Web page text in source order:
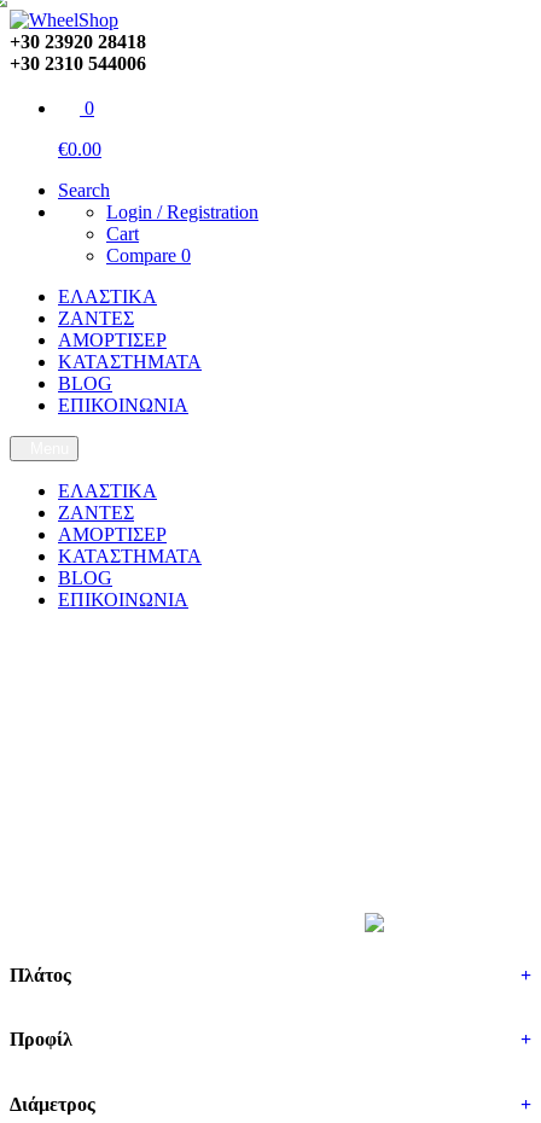
+30 23920 28418
+30 2310 544006
0
€0.00
Search
Login / Registration
Cart
Compare 0
ΕΛΑΣΤΙΚΑ
ΖΑΝΤΕΣ
ΑΜΟΡΤΙΣΕΡ
ΚΑΤΑΣΤΗΜΑΤΑ
BLOG
ΕΠΙΚΟΙΝΩΝΙΑ
ΕΛΑΣΤΙΚΑ
ΖΑΝΤΕΣ
ΑΜΟΡΤΙΣΕΡ
ΚΑΤΑΣΤΗΜΑΤΑ
BLOG
ΕΠΙΚΟΙΝΩΝΙΑ
Πλάτος +
Προφίλ +
Διάμετρος +